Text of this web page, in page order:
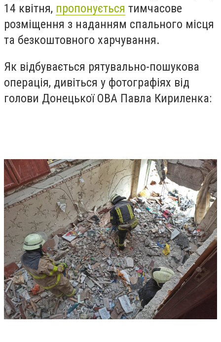
14 квітня, пропонується тимчасове
розміщення з наданням спального місця
та безкоштовного харчування.
Як відбувається рятувально-пошукова
операція, дивіться у фотографіях від
голови Донецької ОВА Павла Кириленка: